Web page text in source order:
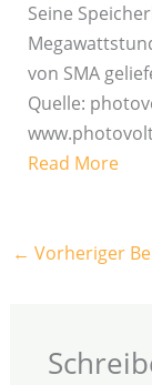
Seine
von SMA
Quelle:
Read More
← Vorheriger